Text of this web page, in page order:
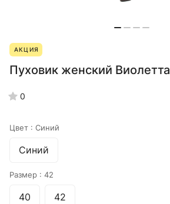
АКЦИЯ
Пуховик женский Виолетта
0
Цвет : Синий
Синий
Размер : 42
40 42